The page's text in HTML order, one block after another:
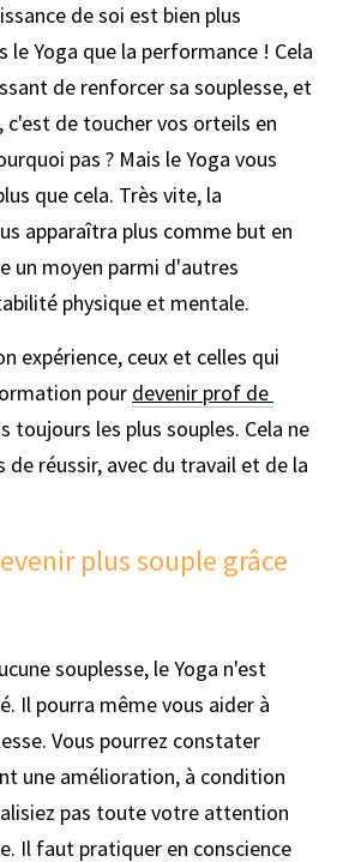
de soi est bien plus
le Yoga que la performance ! Cela
de renforcer sa souplesse, et
de toucher vos orteils en
pas ? Mais le Yoga vous
que cela. Très vite, la
apparaîtra plus comme but en
un moyen parmi d'autres
physique et mentale.
expérience, ceux et celles qui
pour devenir prof de
toujours les plus souples. Cela ne
de réussir, avec du travail et de la
plus souple grâce
souplesse, le Yoga n'est
Il pourra même vous aider à
Vous pourrez constater
une amélioration, à condition
pas toute votre attention
Il faut pratiquer en conscience